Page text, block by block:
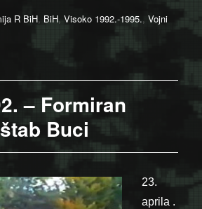
R BiH, BiH,Visoko 1992.-1995.,Vojni
– Formiran
Buci
23.
aprila .